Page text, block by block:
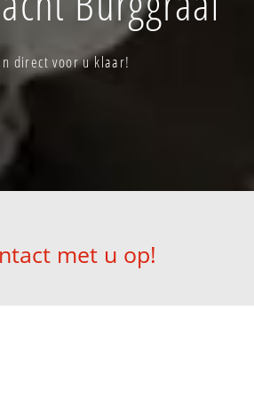
direct voor u klaar!
met u op!